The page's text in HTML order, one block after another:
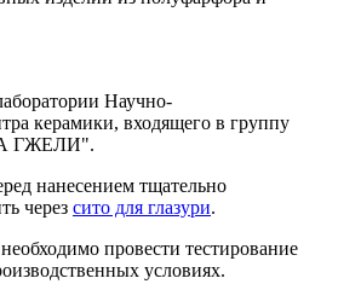
Научно-
керамики, входящего в группу
ГЖЕЛИ".
нанесением тщательно
через сито для глазури.
провести тестирование
условиях.